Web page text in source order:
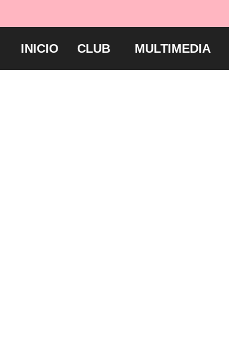
INICIO CLUB MULTIMEDIA